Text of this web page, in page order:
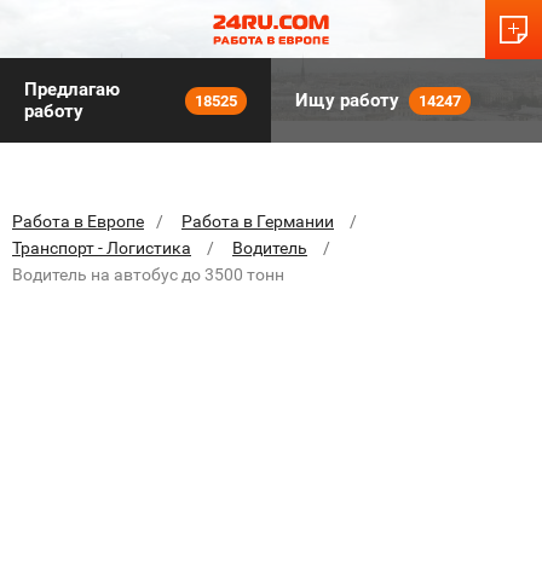
Предлагаю
работу
18525 Ищу работу 14247
Работа в Европе
Работа в Германии
Транспорт - Логистика
Водитель
Водитель на автобус до 3500 тонн